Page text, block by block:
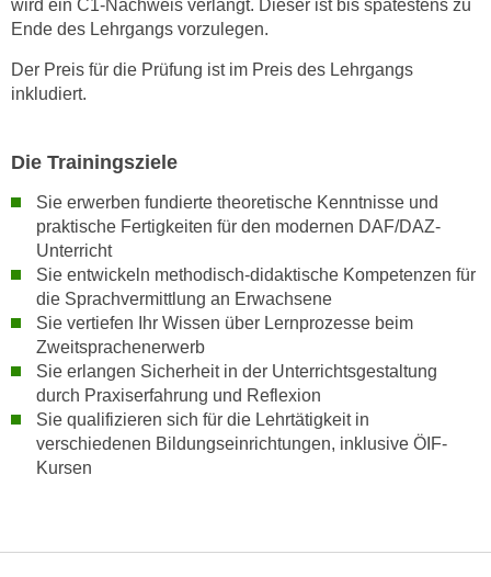
wird ein C1-Nachweis verlangt. Dieser ist bis spätestens zu
Ende des Lehrgangs vorzulegen.
Der Preis für die Prüfung ist im Preis des Lehrgangs
inkludiert.
Die Trainingsziele
Sie erwerben fundierte theoretische Kenntnisse und
praktische Fertigkeiten für den modernen DAF/DAZ-
Unterricht
Sie entwickeln methodisch-didaktische Kompetenzen für
die Sprachvermittlung an Erwachsene
Sie vertiefen Ihr Wissen über Lernprozesse beim
Zweitsprachenerwerb
Sie erlangen Sicherheit in der Unterrichtsgestaltung
durch Praxiserfahrung und Reflexion
Sie qualifizieren sich für die Lehrtätigkeit in
verschiedenen Bildungseinrichtungen, inklusive ÖIF-
Kursen
n
,
b
z
"
e
b
e
n